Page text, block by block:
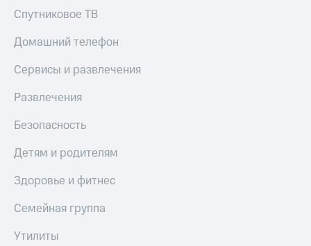
Спутниковое ТВ
Домашний телефон
Сервисы и развлечения
Развлечения
Безопасность
Детям и родителям
Здоровье и фитнес
Семейная группа
Утилиты